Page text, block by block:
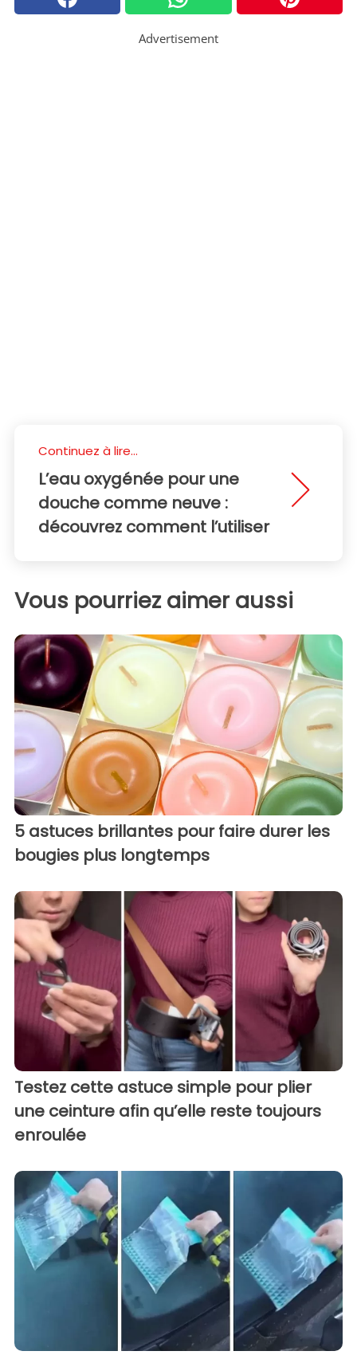
Advertisement
Continuez à lire...
L’eau oxygénée pour une
douche comme neuve :
découvrez comment l’utiliser
Vous pourriez aimer aussi
5 astuces brillantes pour faire durer les
bougies plus longtemps
Testez cette astuce simple pour plier
une ceinture afin qu’elle reste toujours
enroulée